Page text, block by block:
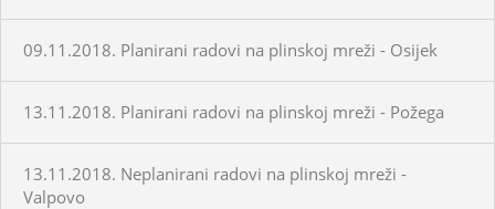
09.11.2018. Planirani radovi na plinskoj mreži - Osijek
13.11.2018. Planirani radovi na plinskoj mreži - Požega
13.11.2018. Neplanirani radovi na plinskoj mreži -
Valpovo